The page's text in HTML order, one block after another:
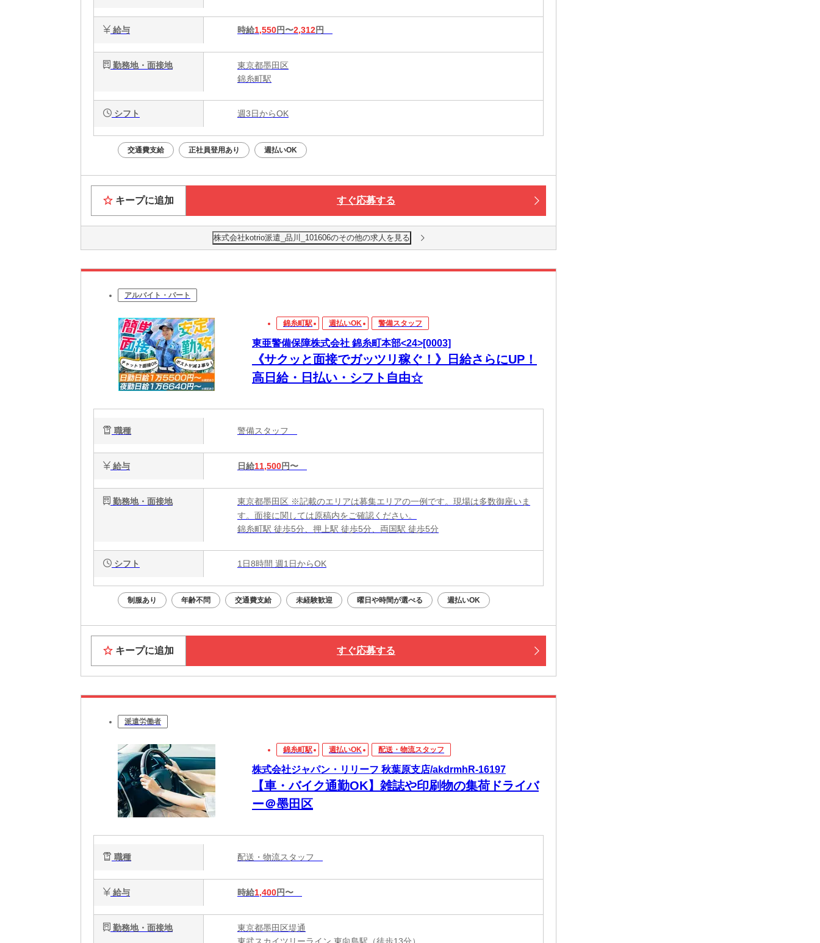
給与 時給1,550円〜2,312円
勤務地・面接地
東京都墨田区
錦糸町駅
シフト 週3日からOK
交通費支給 正社員登用あり 週払いOK
キープに追加 すぐ応募する
株式会社kotrio派遣_品川_101606のその他の求人を見る
アルバイト・パート
錦糸町駅 週払いOK 警備スタッフ
東亜警備保障株式会社 錦糸町本部<24>[0003]
《サクッと面接でガッツリ稼ぐ！》日給さらにUP！
高日給・日払い・シフト自由☆
職種 警備スタッフ
給与 日給11,500円〜
勤務地・面接地
東京都墨田区 ※記載のエリアは募集エリアの一例です。現場は多数御座いま
す。面接に関しては原稿内をご確認ください。
錦糸町駅 徒歩5分、押上駅 徒歩5分、両国駅 徒歩5分
シフト 1日8時間 週1日からOK
制服あり 年齢不問 交通費支給 未経験歓迎 曜日や時間が選べる 週払いOK
キープに追加 すぐ応募する
派遣労働者
錦糸町駅 週払いOK 配送・物流スタッフ
株式会社ジャパン・リリーフ 秋葉原支店/akdrmhR-16197
【車・バイク通勤OK】雑誌や印刷物の集荷ドライバ
ー＠墨田区
職種 配送・物流スタッフ
給与 時給1,400円〜
勤務地・面接地
東京都墨田区堤通